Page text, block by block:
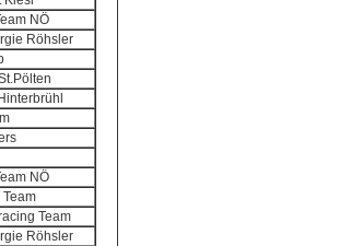
NÖ
Röhsler
NÖ
Team
Röhsler